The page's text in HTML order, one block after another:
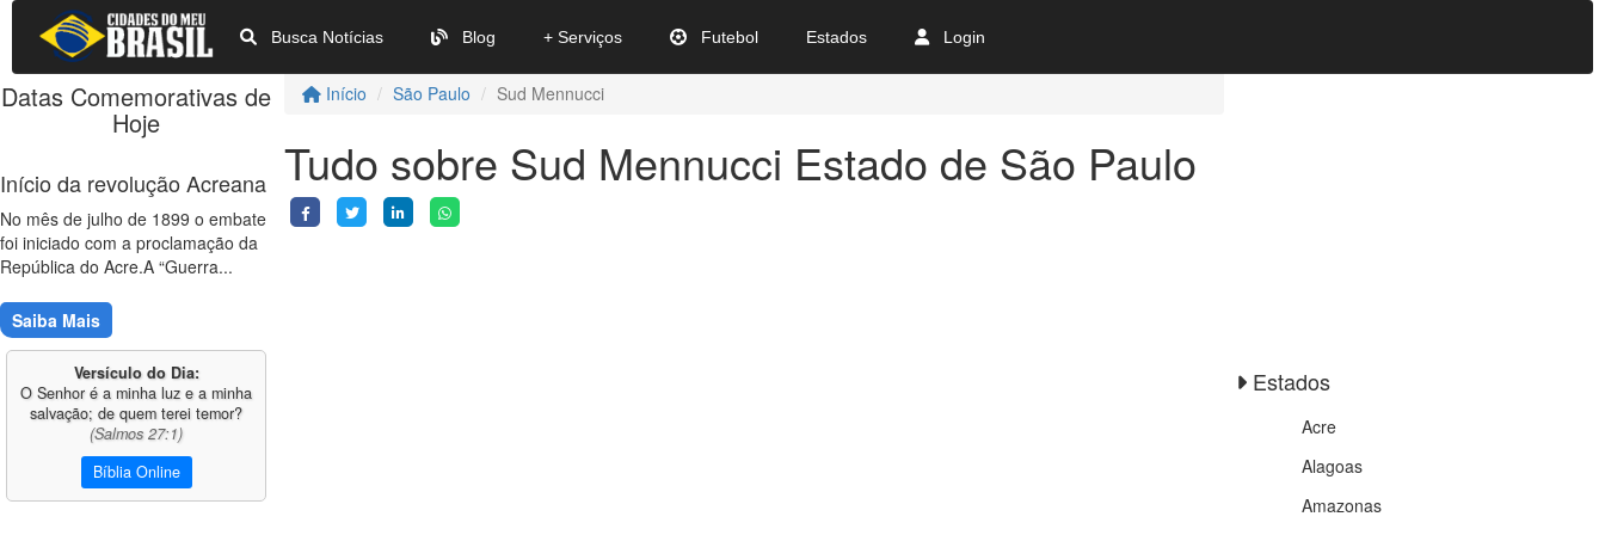
Busca Notícias Blog + Serviços Futebol Estados Login
Início São Paulo Sud Mennucci
Tudo sobre Sud Mennucci Estado de São Paulo
Datas Comemorativas de
Hoje
Início da revolução Acreana
No mês de julho de 1899 o embate
foi iniciado com a proclamação da
República do Acre.A “Guerra...
Saiba Mais
Versículo do Dia:
O Senhor é a minha luz e a minha
salvação; de quem terei temor?
(Salmos 27:1)
Bíblia Online
Estados
Acre
Alagoas
Amazonas